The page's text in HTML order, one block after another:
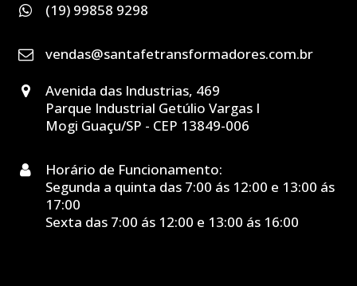
(19) 99858 9298
vendas@santafetransformadores.com.br
Avenida das Industrias, 469
Parque Industrial Getúlio Vargas I
Mogi Guaçu/SP - CEP 13849-006
Horário de Funcionamento:
Segunda a quinta das 7:00 ás 12:00 e 13:00 ás
17:00
Sexta das 7:00 ás 12:00 e 13:00 ás 16:00